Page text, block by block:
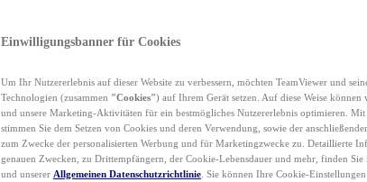
Einwilligungsbanner für Cookies
Um Ihr Nutzererlebnis auf dieser Website zu verbessern, möchten TeamViewer und
Technologien (zusammen "Cookies") auf Ihrem Gerät setzen. Auf diese Weise
und unsere Marketing-Aktivitäten für ein bestmögliches Nutzererlebnis optimieren. Mit
stimmen Sie dem Setzen von Cookies und deren Verwendung, sowie der
zum Zwecke der personalisierten Werbung und für Marketingzwecke zu. Detaillierte
genauen Zwecken, zu Drittempfängern, der Cookie-Lebensdauer und mehr, finden Sie
und unserer Allgemeinen Datenschutzrichtlinie . Sie können Ihre Cookie-